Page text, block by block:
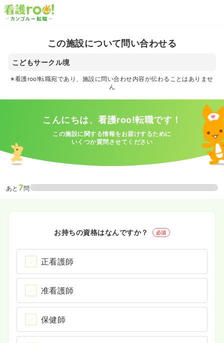
この施設について問い合わせる
こどもサークル境
※看護roo!転職宛であり、施設に問い合わせ内容が伝わることはありませ
ん
こんにちは、看護roo!転職です！
この施設に関する情報をお届けするために
いくつか質問させてください
あと 7問
お持ちの資格はなんですか？ 必須
正看護師
准看護師
保健師